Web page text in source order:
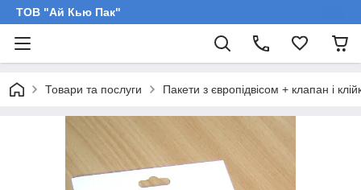
ТОВ "Ай Кью Пак"
Товари та послуги Пакети з європідвісом + клапан і